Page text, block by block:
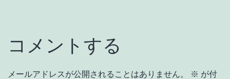
コメントする
メールアドレスが公開されることはありません。 ※ が付